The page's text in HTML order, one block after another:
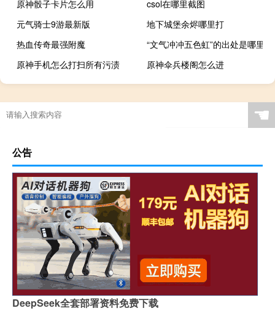
原神骰子卡片怎么用
csol在哪里截图
元气骑士9游最新版
地下城堡余烬哪里打
热血传奇最强附魔
“文气冲冲五色虹”的出处是哪里
原神手机怎么打扫所有污渍
原神伞兵楼阁怎么进
☚
公告
DeepSeek全套部署资料免费下载